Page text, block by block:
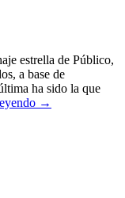
estrella de Público,
a base de
ha sido la que
→